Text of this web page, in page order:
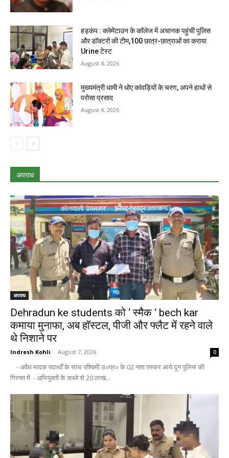
हड़कंप : क्लेमेंटाउन के कॉलेज में अचानक पहुंची पुलिस
और डॉक्टरों की टीम,100 छात्र-छात्राओं का कराया
Urine टेस्ट
August 4, 2026
मुख्यमंत्री धामी ने धोए कांवड़ियों के चरण, अपने हाथों से
परोसा प्रसाद
August 4, 2026
अपराध
अपराध
Dehradun ke students को ‘ स्मैक ‘ bech kar
कमाया मुनाफा, अब हॉस्टल, पीजी और फ्लैट में रहने वाले
थे निशाने पर
Indresh Kohli - August 7, 2026 0
- अवैध मादक पदार्थों के साथ पश्चिमी उ०प्र० के 02 नशा तस्कर आये दून पुलिस की
गिरफ्त में - अभियुक्तों के कब्जे से 20 लाख...